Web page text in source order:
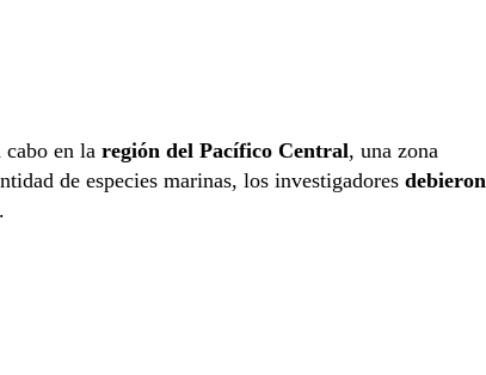
en la región del Pacífico Central, una zona
de especies marinas, los investigadores debieron